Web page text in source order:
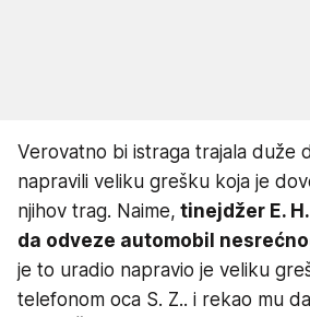
Verovatno bi istraga trajala duže
napravili veliku grešku koja je
njihov trag. Naime, tinejdžer E.
da odveze automobil
je to uradio napravio je veliku
telefonom oca S. Z.. i rekao mu